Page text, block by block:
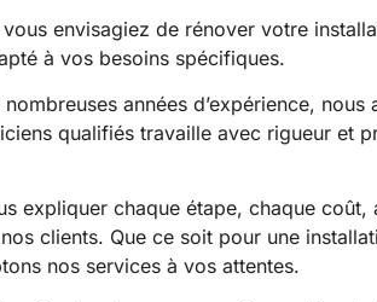
envisagiez de rénover votre
à vos besoins spécifiques.
années d’expérience, nous
qualifiés travaille avec rigueur et
expliquer chaque étape, chaque coût,
clients. Que ce soit pour une
nos services à vos attentes.